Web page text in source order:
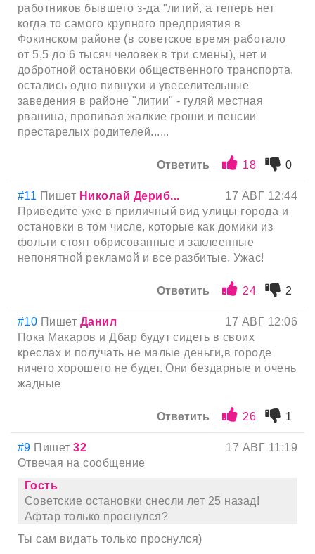
работников бывшего з-да "литий, а теперь нет
когда то самого крупного предприятия в
Фокинском районе (в советское время работало
от 5,5 до 6 тысяч человек в три смены), нет и
добротной остановки общественного транспорта,
остались одно пивнухи и увеселительные
заведения в районе "литии" - гуляй местная
рванина, пропивая жалкие гроши и пенсии
престарелых родителей......
Ответить 18 0
#11 Пишет Николай Дериб...
17 АВГ 12:44
Приведите уже в приличный вид улицы города и
остановки в том числе, которые как домики из
фольги стоят обрисованные и заклеенные
непонятной рекламой и все разбитые. Ужас!
Ответить 24 2
#10 Пишет Данил
17 АВГ 12:06
Пока Макаров и Дбар будут сидеть в своих
креслах и получать не малые деньги,в городе
ничего хорошего не будет. Они бездарные и очень
жадные
Ответить 26 1
#9 Пишет32
17 АВГ 11:19
Отвечая на сообщение
Гость
Советские остановки снесли лет 25 назад!
Афтар только проснулся?
Ты сам видать только проснулся)